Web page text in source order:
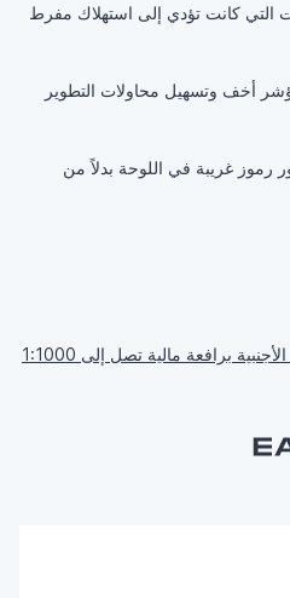
التي كانت تؤدي إلى استهلاك مفرط
أخف وتسهيل محاولات التطوير
رموز غريبة في اللوحة بدلاً من
برافعة مالية تصل إلى 1:1000